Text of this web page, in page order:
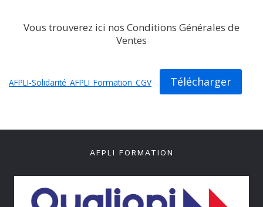
Vous trouverez ici nos Conditions Générales de
Ventes
AFPLI-Solidarité_AFPLI_Formation_CGV Télécharger
AFPLI FORMATION